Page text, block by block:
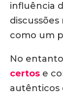
influência
como um
No
certos e
autênticos